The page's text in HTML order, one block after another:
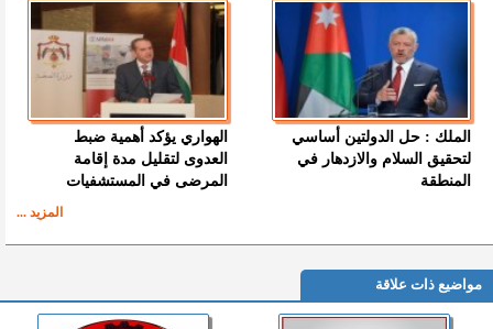
الملك : حل الدولتين أساسي
لتحقيق السلام والازدهار في
المنطقة
الهواري يؤكد أهمية ضبط
العدوى لتقليل مدة إقامة
المرضى في المستشفيات
المزيد ...
مواضيع ذات علاقة